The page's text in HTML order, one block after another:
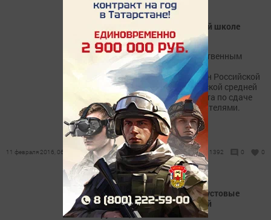
В Новоильмовской средней школе
сдают нормы ГТО
В соответствии с государственным
требованием физической
подготовленности граждан Российской
Федерации в Новоильмовской средней
школе идет активная работа по сдаче
норм ГТО учащимися и учителями.
11 февраля 2016, 06:07 1392 0 0
В Дрожжаном проходят кустовые
этапы конкурса «Классный
руководитель -2016г»